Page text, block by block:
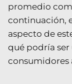
promedio
continuación,
aspecto de
qué podría ser
consumidores